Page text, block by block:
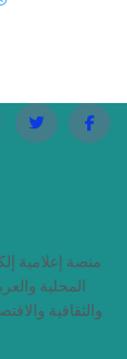
منصة إعلامية
المحلية
والثقافية